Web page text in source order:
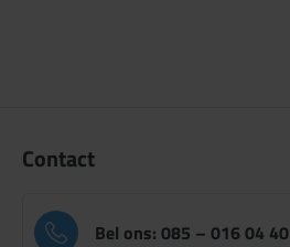
Contact
Bel ons: 085 – 016 04 40